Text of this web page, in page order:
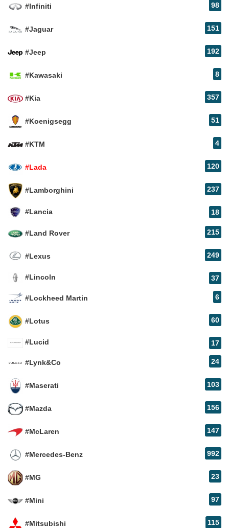
#Infiniti 98
#Jaguar 151
#Jeep 192
#Kawasaki 8
#Kia 357
#Koenigsegg 51
#KTM 4
#Lada 120
#Lamborghini 237
#Lancia 18
#Land Rover 215
#Lexus 249
#Lincoln 37
#Lockheed Martin 6
#Lotus 60
#Lucid 17
#Lynk&Co 24
#Maserati 103
#Mazda 156
#McLaren 147
#Mercedes-Benz 992
#MG 23
#Mini 97
#Mitsubishi 115